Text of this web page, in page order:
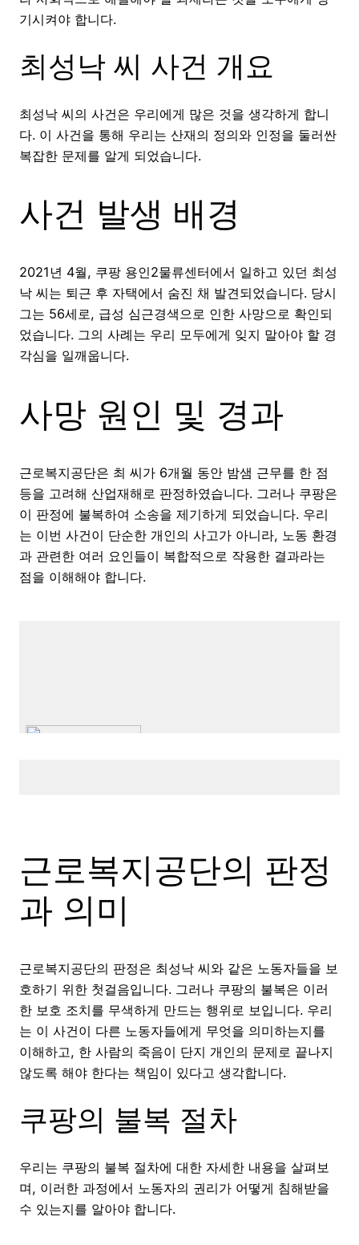
기시켜야 합니다.
최성낙 씨 사건 개요
최성낙 씨의 사건은 우리에게 많은 것을 생각하게 합니
다. 이 사건을 통해 우리는 산재의 정의와 인정을 둘러싼
복잡한 문제를 알게 되었습니다.
사건 발생 배경
2021년 4월, 쿠팡 용인2물류센터에서 일하고 있던 최성
낙 씨는 퇴근 후 자택에서 숨진 채 발견되었습니다. 당시
그는 56세로, 급성 심근경색으로 인한 사망으로 확인되
었습니다. 그의 사례는 우리 모두에게 잊지 말아야 할 경
각심을 일깨웁니다.
사망 원인 및 경과
근로복지공단은 최 씨가 6개월 동안 밤샘 근무를 한 점
등을 고려해 산업재해로 판정하였습니다. 그러나 쿠팡은
이 판정에 불복하여 소송을 제기하게 되었습니다. 우리
는 이번 사건이 단순한 개인의 사고가 아니라, 노동 환경
과 관련한 여러 요인들이 복합적으로 작용한 결과라는
점을 이해해야 합니다.
근로복지공단의 판정
과 의미
근로복지공단의 판정은 최성낙 씨와 같은 노동자들을 보
호하기 위한 첫걸음입니다. 그러나 쿠팡의 불복은 이러
한 보호 조치를 무색하게 만드는 행위로 보입니다. 우리
는 이 사건이 다른 노동자들에게 무엇을 의미하는지를
이해하고, 한 사람의 죽음이 단지 개인의 문제로 끝나지
않도록 해야 한다는 책임이 있다고 생각합니다.
쿠팡의 불복 절차
우리는 쿠팡의 불복 절차에 대한 자세한 내용을 살펴보
며, 이러한 과정에서 노동자의 권리가 어떻게 침해받을
수 있는지를 알아야 합니다.